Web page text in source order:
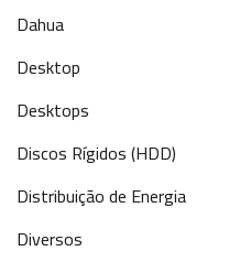
Dahua
Desktop
Desktops
Discos Rígidos (HDD)
Distribuição de Energia
Diversos